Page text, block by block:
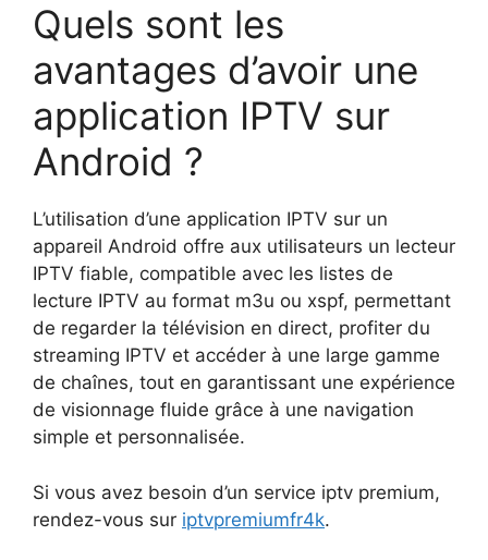
​Quels sont les
avantages d’avoir une
application IPTV sur
Android ?
L’utilisation d’une application IPTV sur un
appareil Android offre aux utilisateurs un lecteur
IPTV fiable, compatible avec les listes de
lecture IPTV au format m3u ou xspf, permettant
de regarder la télévision en direct, profiter du
streaming IPTV et accéder à une large gamme
de chaînes, tout en garantissant une expérience
de visionnage fluide grâce à une navigation
simple et personnalisée.
Si vous avez besoin d’un service iptv premium,
rendez-vous sur iptvpremiumfr4k.